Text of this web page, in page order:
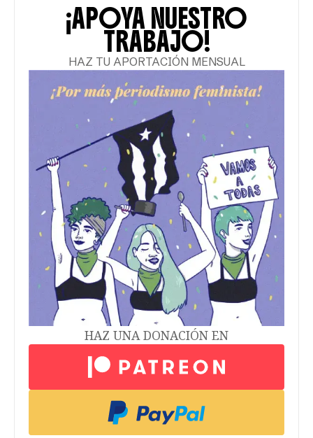
¡APOYA NUESTRO
TRABAJO!
HAZ TU APORTACIÓN MENSUAL
HAZ UNA DONACIÓN EN